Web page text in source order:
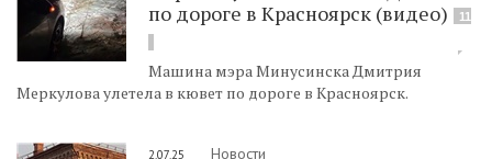
по дороге в Красноярск (видео)
11
Машина мэра Минусинска Дмитрия
Меркулова улетела в кювет по дороге в Красноярск.
2.07.25 Новости